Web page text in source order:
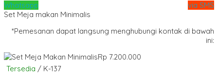
Whatsapp
via SMS
Set Meja makan Minimalis
*Pemesanan dapat langsung menghubungi kontak di bawah
ini:
Rp 7.200.000
Tersedia / K-137